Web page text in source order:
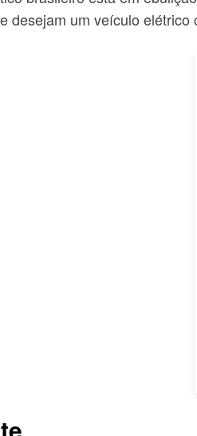
desejam um veículo